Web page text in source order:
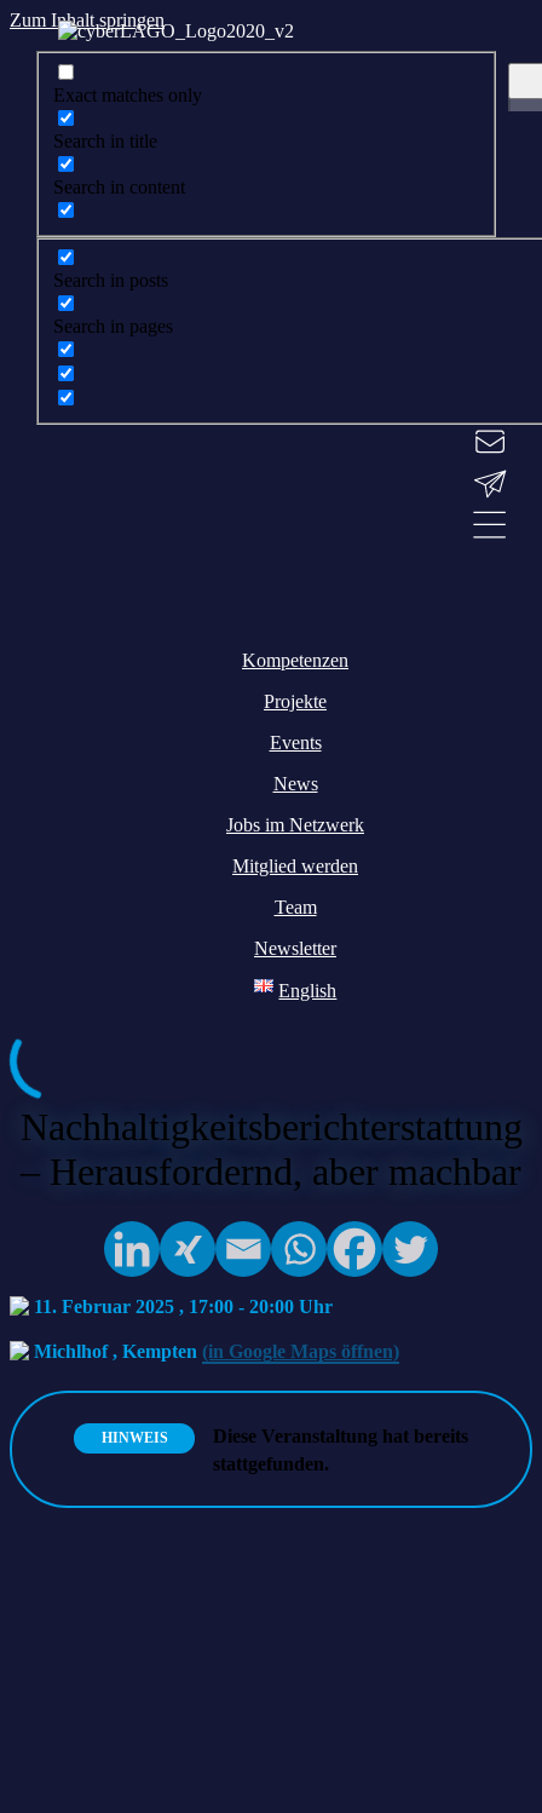
Zum Inhalt springen
Exact matches only
Search in title
Search in content
Search in posts
Search in pages
Kompetenzen
Projekte
Events
News
Jobs im Netzwerk
Mitglied werden
Team
Newsletter
English
Nachhaltigkeitsberichterstattung
– Herausfordernd, aber machbar
11. Februar 2025 , 17:00 - 20:00
Michlhof, Kempten (in Google Maps öffnen)
HINWEIS
Diese Veranstaltung hat bereits
stattgefunden.